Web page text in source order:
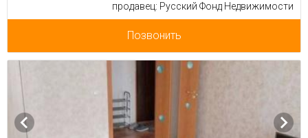
продавец: Русский Фонд Недвижимости
Позвонить